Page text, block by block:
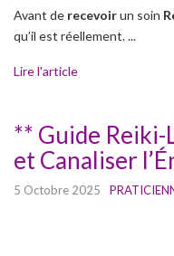
Avant de recevoirun soin
qu’il est réellement. ...
Lire l'article
** Guide
et Canaliser
5 Octobre 2025